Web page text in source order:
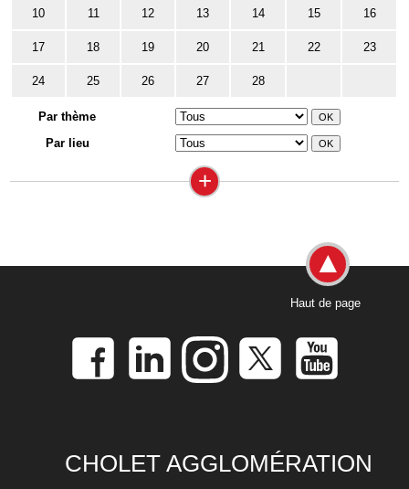
10 11 12 13 14 15 16
17 18 19 20 21 22 23
24 25 26 27 28
Par thème
Par lieu
+
Haut de page
CHOLET AGGLOMÉRATION